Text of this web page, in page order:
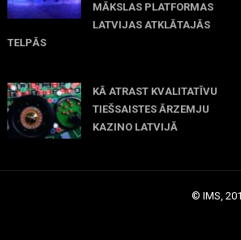
MĀKSLAS PLATFORMAS
LATVIJAS ATKLĀTAJĀS
TELPĀS
KĀ ATRAST KVALITATĪVU
TIEŠSAISTES ĀRZEMJU
KAZINO LATVIJĀ
© IMS,